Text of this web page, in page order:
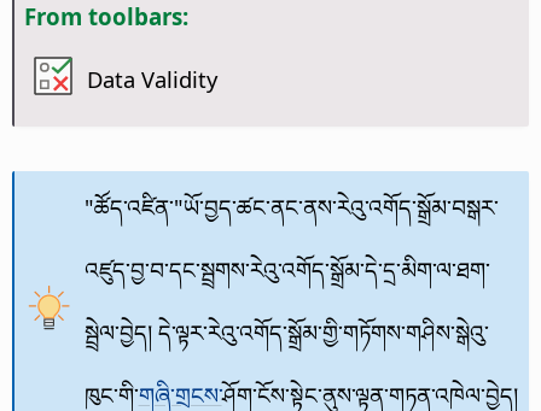
From toolbars:
Data Validity
"ཚོད་འཛིན་"ཡོ་བྱད་ཚང་ནང་ནས་རེའུ་འགོད་སྒྲོམ་བསྒར་
འཛུད་བྱ་བ་དང་སྦྲགས་རེའུ་འགོད་སྒྲོམ་དེ་དྲ་མིག་ལ་ཐག་
སྦྲེལ་བྱེད། དེ་ལྟར་རེའུ་འགོད་སྒྲོམ་གྱི་གཏོགས་གཤིས་སྒེའུ་
ཁུང་གི་གཞི་གྲངས་ཤོག་ངོས་སྟེང་ནུས་ལྟན་གཏན་འཁེལ་བྱེད།